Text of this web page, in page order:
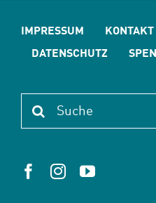
IMPRESSUM KONTAKT
DATENSCHUTZ
Suche